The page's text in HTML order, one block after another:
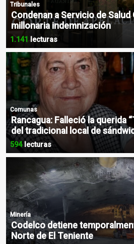
Tribunales
Condenan a Servicio de Salud
millonaria indemnización
1.141 lecturas
Comunas
Rancagua: Falleció la querida
del tradicional local de
594lecturas
Minería
Codelco detiene
Norte de El Teniente